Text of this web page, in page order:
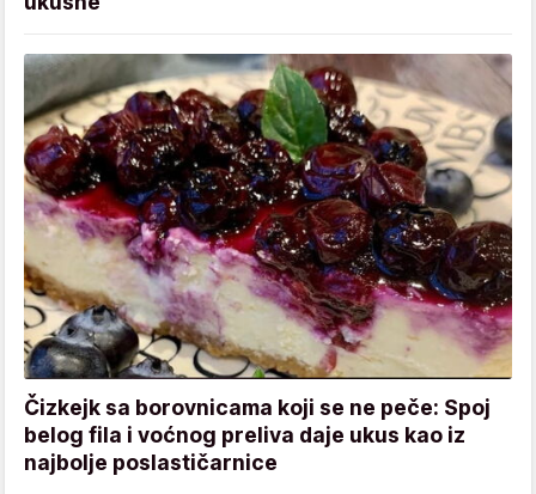
Čizkejk sa borovnicama koji se ne peče: Spoj
belog fila i voćnog preliva daje ukus kao iz
najbolje poslastičarnice